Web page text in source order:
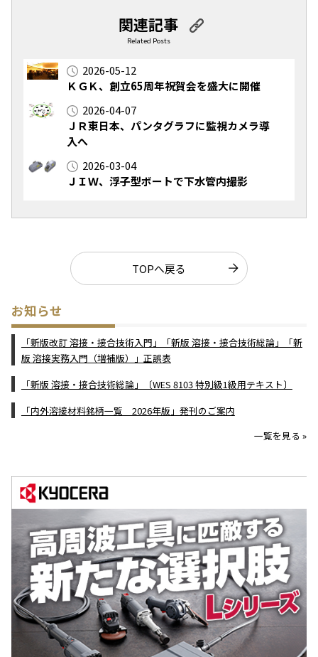
関連記事
Related Posts
2026-05-12
ＫＧＫ、創立65周年祝賀会を盛大に開催
2026-04-07
ＪＲ東日本、パンタグラフに監視カメラ導
入へ
2026-03-04
ＪＩＷ、浮子型ボートで下水管内撮影
TOPへ戻る
お知らせ
「新版改訂 溶接・接合技術入門」「新版 溶接・接合技術総論」「新
版 溶接実務入門（増補版）」正誤表
「新版 溶接・接合技術総論」〔WES 8103 特別級1級用テキスト〕
「内外溶接材料銘柄一覧 2026年版」発刊のご案内
一覧を見る »